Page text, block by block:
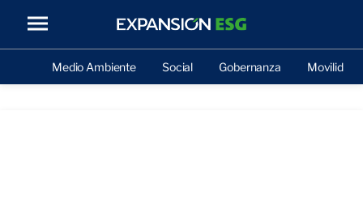
Medio Ambiente Social Gobernanza Movilidad